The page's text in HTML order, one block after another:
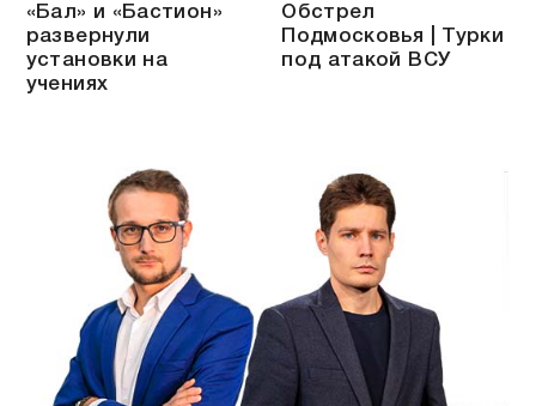
«Бал» и «Бастион»
развернули
установки на
учениях
Обстрел
Подмосковья | Турки
под атакой ВСУ